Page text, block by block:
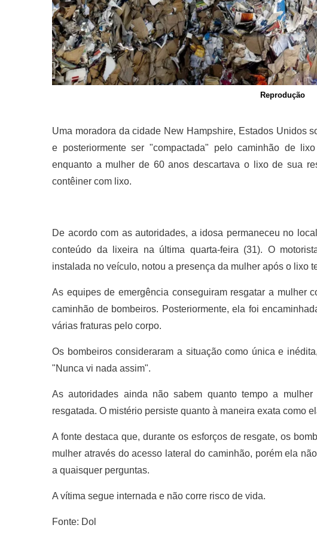
Reprodução
Uma moradora da cidade New Hampshire, Estados Unidos
e posteriormente ser "compactada" pelo caminhão de
enquanto a mulher de 60 anos descartava o lixo de sua
contêiner com lixo.
De acordo com as autoridades, a idosa permaneceu no
conteúdo da lixeira na última quarta-feira (31). O
instalada no veículo, notou a presença da mulher após o lixo
As equipes de emergência conseguiram resgatar a mulher
caminhão de bombeiros. Posteriormente, ela foi
várias fraturas pelo corpo.
Os bombeiros consideraram a situação como única e
"Nunca vi nada assim".
As autoridades ainda não sabem quanto tempo a
resgatada. O mistério persiste quanto à maneira exata como
A fonte destaca que, durante os esforços de resgate, os
mulher através do acesso lateral do caminhão, porém ela
a quaisquer perguntas.
A vítima segue internada e não corre risco de vida.
Fonte: Dol